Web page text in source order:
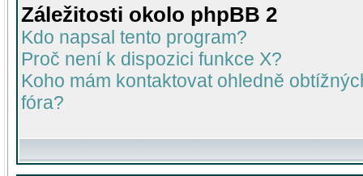
Záležitosti okolo phpBB 2
Kdo napsal tento program?
Proč není k dispozici funkce X?
Koho mám kontaktovat ohledně
fóra?